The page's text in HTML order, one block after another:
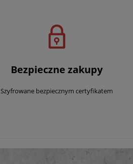
Bezpieczne zakupy
Szyfrowane bezpiecznym certyfikatem